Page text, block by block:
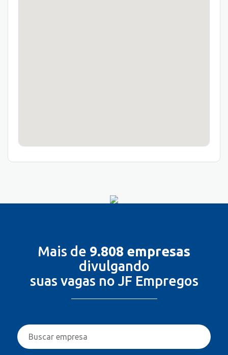
Mais de 9.808 empresas
divulgando
suas vagas no JF Empregos